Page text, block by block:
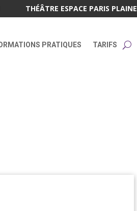
THÉÂTRE ESPACE PARIS PLAINE
PRATIQUES TARIFS